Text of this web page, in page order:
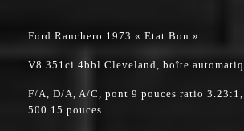
Ford Ranchero 1973 « Etat Bon »
V8 351ci 4bbl Cleveland, boîte
F/A, D/A, A/C, pont 9 pouces ratio
500 15 pouces